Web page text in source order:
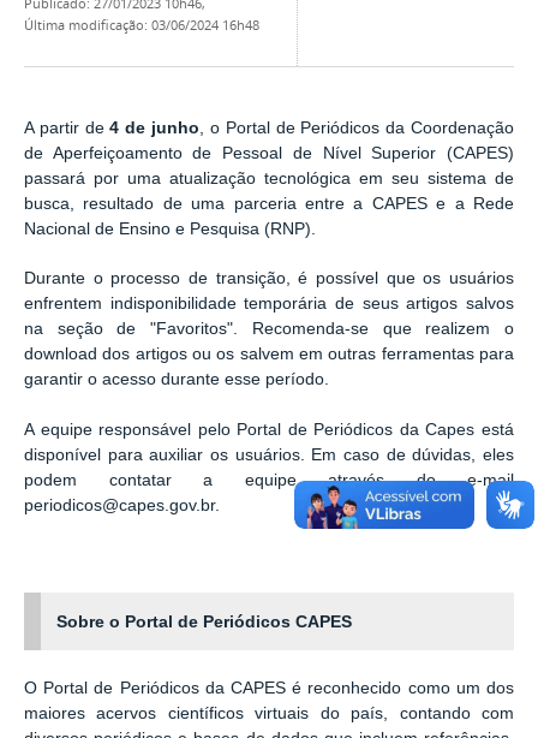
última modificação: 03/06/2024 16h48
A partir de4 de junho , o Portal de Periódicos da Coordenação
de Aperfeiçoamento de Pessoal de Nível Superior (CAPES)
passará por uma atualização tecnológica em seu sistema de
busca, resultado de uma parceria entre a CAPES e a Rede
Nacional de Ensino e Pesquisa (RNP).
Durante o processo de transição, é possível que os usuários
enfrentem indisponibilidade temporária de seus artigos salvos
na seção de "Favoritos". Recomenda-se que realizem o
download dos artigos ou os salvem em outras ferramentas para
garantir o acesso durante esse período.
A equipe responsável pelo Portal de Periódicos da Capes está
disponível para auxiliar os usuários. Em caso de dúvidas, eles
podem contatar a equipe através do e-mail
periodicos@capes.gov.br.
Sobre o Portal de Periódicos CAPES
O Portal de Periódicos da CAPES é reconhecido como um dos
maiores acervos científicos virtuais do país, contando com